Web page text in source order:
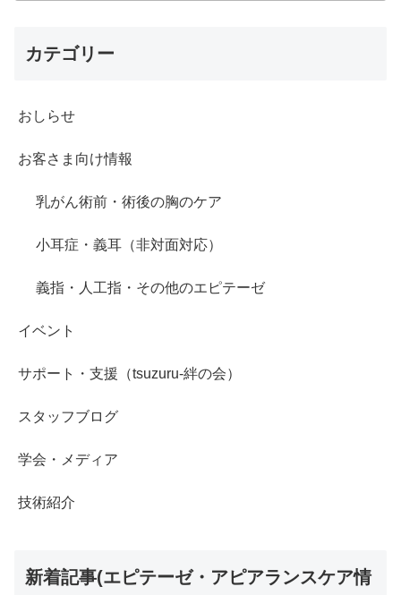
カテゴリー
おしらせ
お客さま向け情報
乳がん術前・術後の胸のケア
小耳症・義耳（非対面対応）
義指・人工指・その他のエピテーゼ
イベント
サポート・支援（tsuzuru-絆の会）
スタッフブログ
学会・メディア
技術紹介
新着記事(エピテーゼ・アピアランスケア情